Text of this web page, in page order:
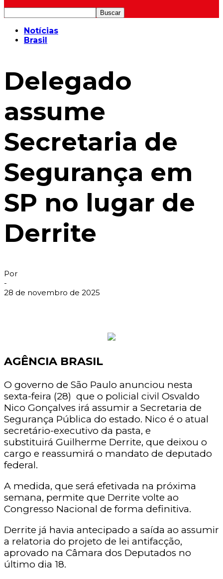
Notícias
Brasil
Delegado
assume
Secretaria de
Segurança em
SP no lugar de
Derrite
Por
-
28 de novembro de 2025
AGÊNCIA BRASIL
O governo de São Paulo anunciou nesta
sexta-feira (28) que o policial civil Osvaldo
Nico Gonçalves irá assumir a Secretaria de
Segurança Pública do estado. Nico é o atual
secretário-executivo da pasta, e
substituirá Guilherme Derrite, que deixou o
cargo e reassumirá o mandato de deputado
federal.
A medida, que será efetivada na próxima
semana, permite que Derrite volte ao
Congresso Nacional de forma definitiva.
Derrite já havia antecipado a saída ao assumir
a relatoria do projeto de lei antifacção,
aprovado na Câmara dos Deputados no
último dia 18.